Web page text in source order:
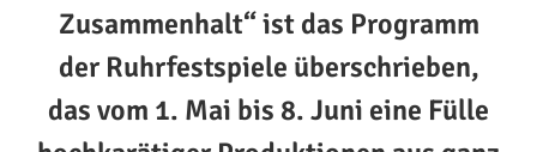
Zusammenhalt“ ist das Programm
der Ruhrfestspiele überschrieben,
das vom 1. Mai bis 8. Juni eine Fülle